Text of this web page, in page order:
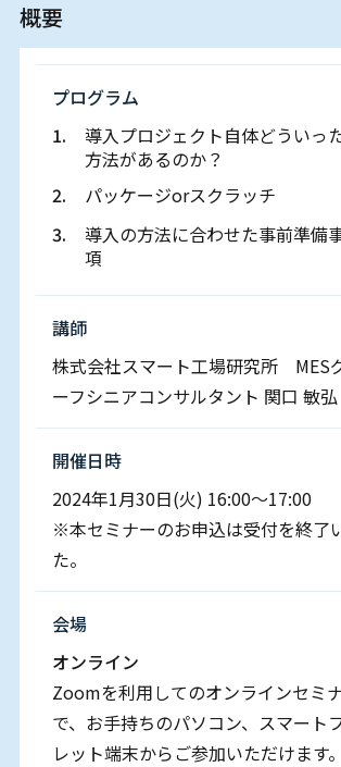
概要
プログラム
1.
導入プロジェクト自体どういっ
方法があるのか？
2. パッケージorスクラッチ
3.
導入の方法に合わせた事前準備
項
講師
株式会社スマート工場研究所
ーフシニアコンサルタント 関口 敏弘
開催⽇時
2024年1⽉30⽇(火) 16:00～17:00
※本セミナーのお申込は受付を終了
た。
会場
オンライン
Zoomを利用してのオンラインセミ
で、お⼿持ちのパソコン、スマート
レット端末からご参加いただけます。